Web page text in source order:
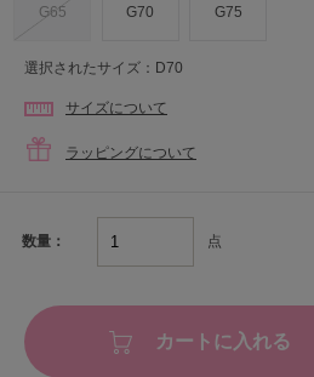
G65 G70 G75
選択されたサイズ：D70
サイズについて
ラッピングについて
数量： 点
カートに入れる